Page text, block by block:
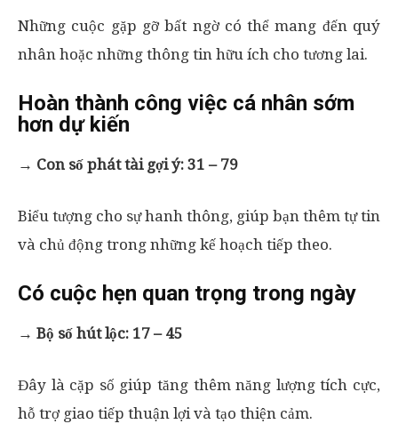
Những cuộc gặp gỡ bất ngờ có thể mang đến quý
nhân hoặc những thông tin hữu ích cho tương lai.
Hoàn thành công việc cá nhân sớm
hơn dự kiến
→ Con số phát tài gợi ý: 31 – 79
Biểu tượng cho sự hanh thông, giúp bạn thêm tự tin
và chủ động trong những kế hoạch tiếp theo.
Có cuộc hẹn quan trọng trong ngày
→ Bộ số hút lộc: 17 – 45
Đây là cặp số giúp tăng thêm năng lượng tích cực,
hỗ trợ giao tiếp thuận lợi và tạo thiện cảm.